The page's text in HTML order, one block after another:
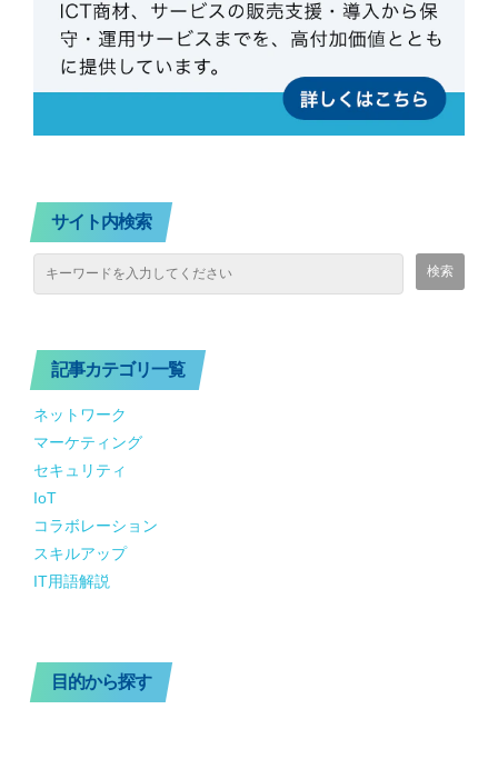
サイト内検索
記事カテゴリ一覧
ネットワーク
マーケティング
セキュリティ
IoT
コラボレーション
スキルアップ
IT用語解説
目的から探す